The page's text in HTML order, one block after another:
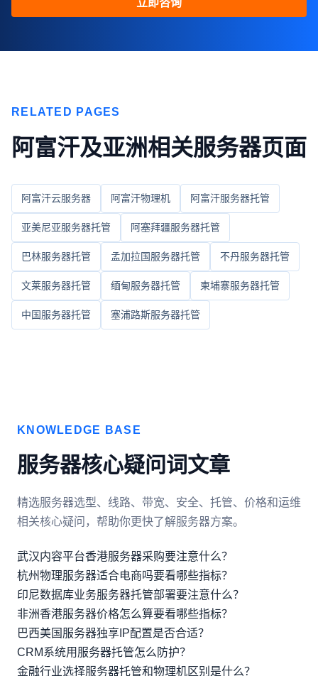
立即咨询
RELATED PAGES
阿富汗及亚洲相关服务器页面
阿富汗云服务器 阿富汗物理机 阿富汗服务器托管
亚美尼亚服务器托管 阿塞拜疆服务器托管
巴林服务器托管 孟加拉国服务器托管 不丹服务器托管
文莱服务器托管 缅甸服务器托管 柬埔寨服务器托管
中国服务器托管 塞浦路斯服务器托管
KNOWLEDGE BASE
服务器核心疑问词文章
精选服务器选型、线路、带宽、安全、托管、价格和运维
相关核心疑问，帮助你更快了解服务器方案。
武汉内容平台香港服务器采购要注意什么？
杭州物理服务器适合电商吗要看哪些指标？
印尼数据库业务服务器托管部署要注意什么？
非洲香港服务器价格怎么算要看哪些指标？
巴西美国服务器独享IP配置是否合适？
CRM系统用服务器托管怎么防护？
金融行业选择服务器托管和物理机区别是什么？